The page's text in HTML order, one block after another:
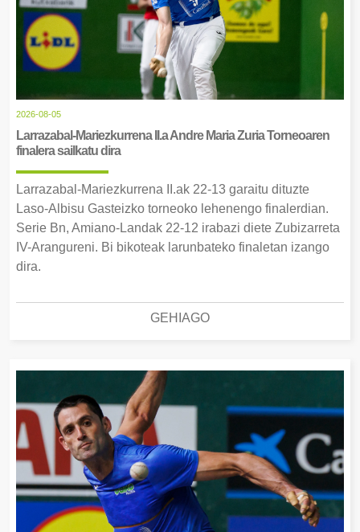
2026-08-05
Larrazabal-Mariezkurrena II.a Andre Maria Zuria Torneoaren
finalera sailkatu dira
Larrazabal-Mariezkurrena II.ak 22-13 garaitu dituzte
Laso-Albisu Gasteizko torneoko lehenengo finalerdian.
Serie Bn, Amiano-Landak 22-12 irabazi diete Zubizarreta
IV-Arangureni. Bi bikoteak larunbateko finaletan izango
dira.
GEHIAGO